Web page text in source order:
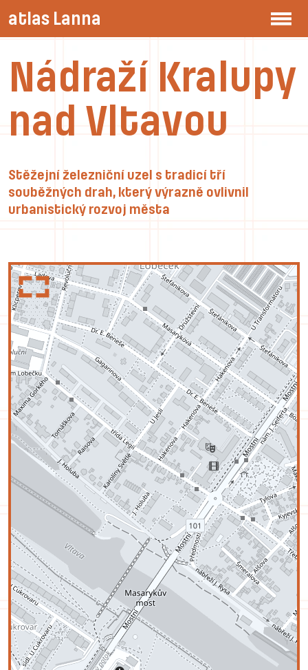
atlas Lanna
Nádraží Kralupy
nad Vltavou
Stěžejní železniční uzel s tradicí tří
souběžných drah, který výrazně ovlivnil
urbanistický rozvoj města